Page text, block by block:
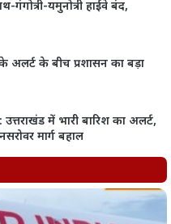
गंगोत्री-यमुनोत्री हाईवे बंद,
अलर्ट के बीच प्रशासन का बड़ा
में भारी बारिश का अलर्ट,
मार्ग बहाल